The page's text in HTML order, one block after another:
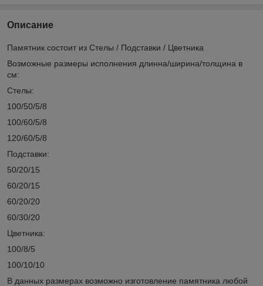
Описание
Памятник состоит из Стелы / Подставки / Цветника
Возможные размеры исполнения длинна/ширина/толщина в
см:
Стелы:
100/50/5/8
100/60/5/8
120/60/5/8
Подставки:
50/20/15
60/20/15
60/20/20
60/30/20
Цветника:
100/8/5
100/10/10
В данных размерах возможно изготовление памятника любой